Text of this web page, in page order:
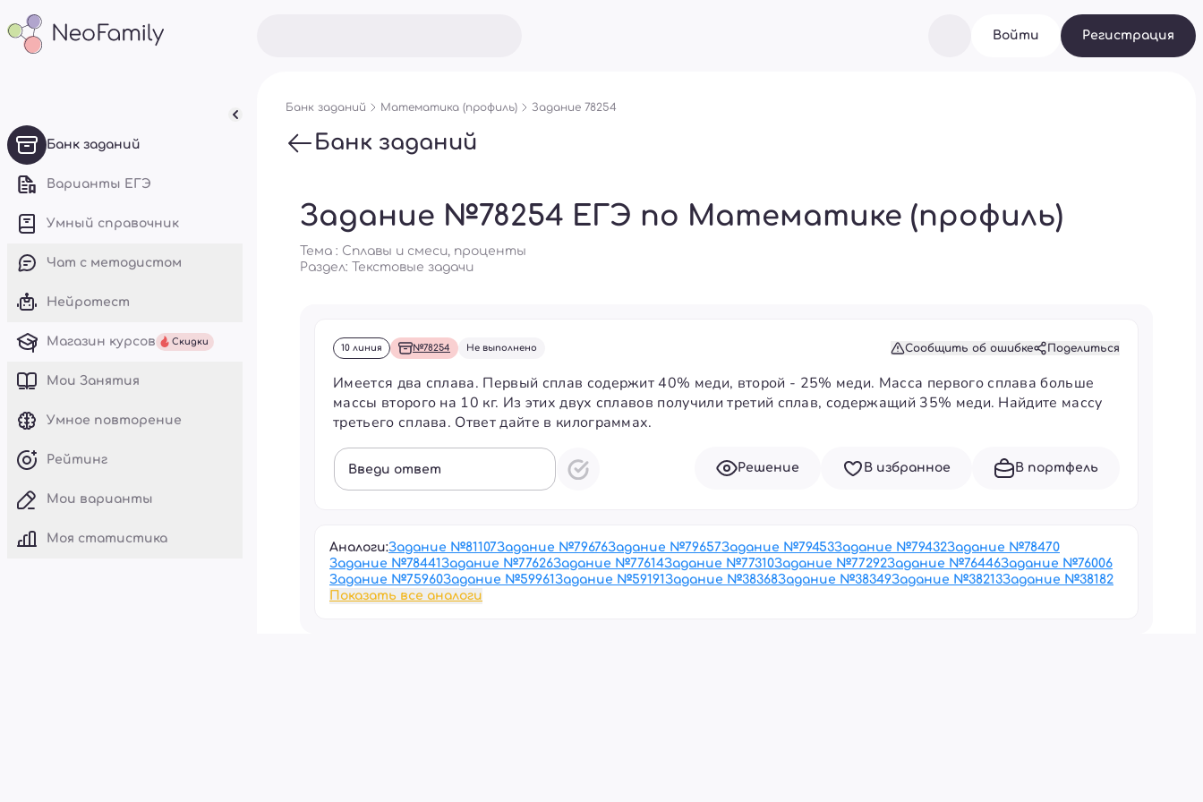
Банк заданий
Варианты ЕГЭ
Умный справочник
Чат с методистом
Нейротест
Магазин курсов Скидки
Mои Занятия
Умное повторение
Рейтинг
Мои варианты
Моя статистика
Войти Регистрация
Банк заданий Математика (профиль) Задание 78254
Банк заданий
Задание №78254 ЕГЭ по Математике (профиль)
Тема : Сплавы и смеси, проценты
Раздел:
Текстовые задачи
10 линия №78254 Не выполнено Сообщить об ошибке Поделиться
Имеется два сплава. Первый сплав содержит 40% меди, второй - 25% меди. Масса первого сплава больше
массы второго на 10 кг. Из этих двух сплавов получили третий сплав, содержащий 35% меди. Найдите массу
третьего сплава. Ответ дайте в килограммах.
Введи ответ Решение В избранное В портфель
Аналоги:Задание №81107Задание №79676Задание №79657Задание №79453Задание №79432Задание №78470
Задание №78441Задание №77626Задание №77614Задание №77310Задание №77292Задание №76446Задание №76006
Задание №75960Задание №59961Задание №59191Задание №38368Задание №38349Задание №38213Задание №38182
Показать все аналоги